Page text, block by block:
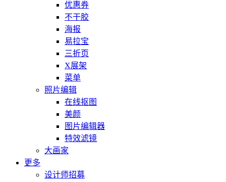
优惠券
不干胶
海报
易拉宝
三折页
X展架
菜单
照片编辑
在线抠图
美颜
图片编辑器
特效滤镜
大画家
更多
设计师招募